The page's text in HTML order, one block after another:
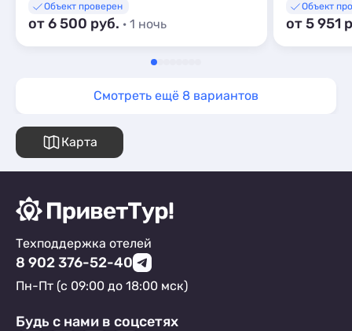
Объект проверен
от 6 500 руб. · 1 ночь
Объект
от 5 951
Смотреть ещё 8 вариантов
Карта
Техподдержка отелей
8 902 376-52-40
Пн-Пт (с 09:00 до 18:00 мск)
Будь с нами в соцсетях